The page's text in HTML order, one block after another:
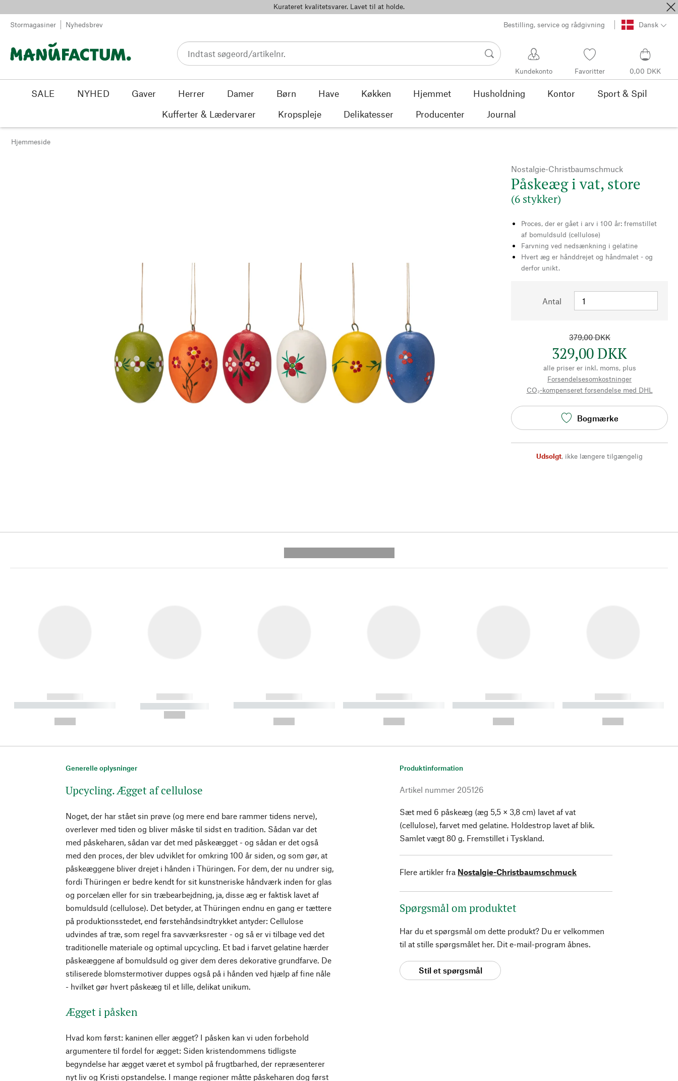
Kurateret kvalitetsvarer. Lavet til at holde.
Stormagasiner Nyhedsbrev Bestilling, service og rådgivning Dansk
Kundekonto Favoritter 0,00 DKK
SALE NYHED Gaver Herrer Damer Børn Have Køkken Hjemmet Husholdning Kontor
Sport & Spil
Kufferter & Lædervarer
Kropspleje Delikatesser Producenter Journal
Hjemmeside
Nostalgie-Christbaumschmuck
Påskeæg i vat, store
(6 stykker)
Proces, der er gået i arv i 100 år: fremstillet
af bomuldsuld (cellulose)
Farvning ved nedsænkning i gelatine
Hvert æg er hånddrejet og håndmalet - og
derfor unikt.
Antal
379,00 DKK
329,00 DKK
alle priser er inkl. moms, plus
Forsendelsesomkostninger
CO₂-kompenseret forsendelse med DHL
Bogmærke
Udsolgt, ikke længere tilgængelig
------------
----------- ----------- ----------
------------
----------- -----------
------------
----------- ----------- ----------
------------
----------- ----------- ----------
------------
----------- ----------- ----------
------------
----------- ----------- ----------
Generelle oplysninger
Upcycling. Ægget af cellulose
Noget, der har stået sin prøve (og mere end bare rammer tidens nerve),
overlever med tiden og bliver måske til sidst en tradition. Sådan var det
med påskeharen, sådan var det med påskeægget - og sådan er det også
med den proces, der blev udviklet for omkring 100 år siden, og som gør, at
påskeæggene bliver drejet i hånden i Thüringen. For dem, der nu undrer sig,
fordi Thüringen er bedre kendt for sit kunstneriske håndværk inden for glas
og porcelæn eller for sin træbearbejdning, ja, disse æg er faktisk lavet af
bomuldsuld (cellulose). Det betyder, at Thüringen endnu en gang er tættere
på produktionsstedet, end førstehåndsindtrykket antyder: Cellulose
udvindes af træ, som regel fra savværksrester - og så er vi tilbage ved det
traditionelle materiale og optimal upcycling. Et bad i farvet gelatine hærder
påskeæggene af bomuldsuld og giver dem deres dekorative grundfarve. De
stiliserede blomstermotiver duppes også på i hånden ved hjælp af fine nåle
- hvilket gør hvert påskeæg til et lille, delikat unikum.
Ægget i påsken
Hvad kom først: kaninen eller ægget? I påsken kan vi uden forbehold
argumentere til fordel for ægget: Siden kristendommens tidligste
begyndelse har ægget været et symbol på frugtbarhed, der repræsenterer
nyt liv og Kristi opstandelse. I mange regioner måtte påskeharen dog først
Produktinformation
Artikel nummer 205126
Sæt med 6 påskeæg (æg 5,5 × 3,8 cm) lavet af vat
(cellulose), farvet med gelatine. Holdestrop lavet af blik.
Samlet vægt 80 g. Fremstillet i Tyskland.
Flere artikler fra Nostalgie-Christbaumschmuck
Spørgsmål om produktet
Har du et spørgsmål om dette produkt? Du er velkommen
til at stille spørgsmålet her. Dit e-mail-program åbnes.
Stil et spørgsmål